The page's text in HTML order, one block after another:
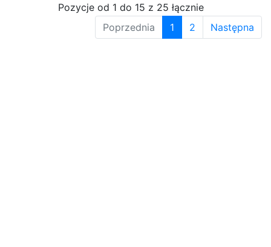
Pozycje od 1 do 15 z 25 łącznie
Poprzednia
1 2 Następna